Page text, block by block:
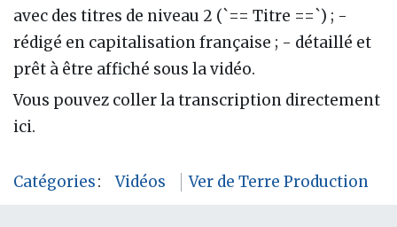
avec des titres de niveau 2 (`== Titre ==`) ; -
rédigé en capitalisation française ; - détaillé et
prêt à être affiché sous la vidéo.
Vous pouvez coller la transcription directement
ici.
Catégories: Vidéos Ver de Terre Production